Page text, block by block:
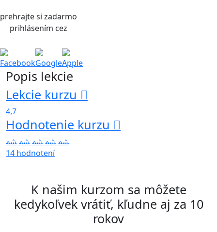
prehrajte si zadarmo
prihlásením cez
FacebookGoogleApple
Popis lekcie
Lekcie kurzu
4,7
Hodnotenie kurzu
14 hodnotení
K našim kurzom sa môžete
kedykoľvek vrátiť, kľudne aj za 10
rokov